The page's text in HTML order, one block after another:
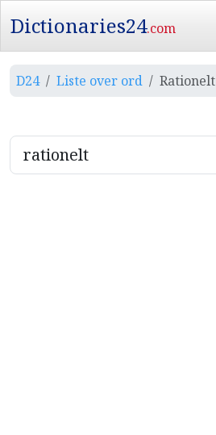
Dictionaries24.com
D24 Liste over ord Rationelt